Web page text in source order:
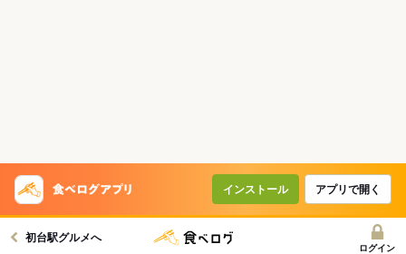
インストール アプリで開く
初台駅グルメへ
ログイン